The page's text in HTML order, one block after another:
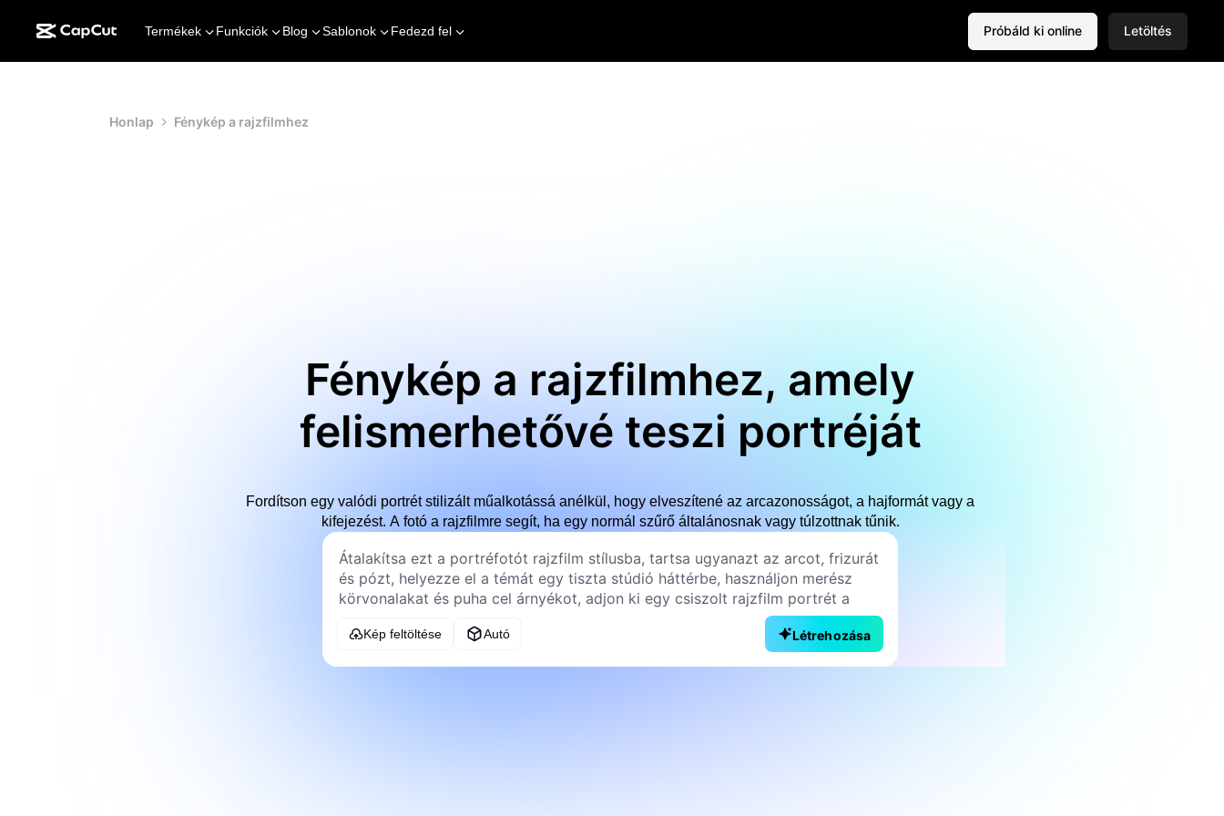
Termékek Funkciók Blog Sablonok Fedezd fel Próbáld ki online Letöltés
Honlap Fénykép a rajzfilmhez
Fénykép a rajzfilmhez, amely
felismerhetővé teszi portréját
Fordítson egy valódi portrét stilizált műalkotássá anélkül, hogy elveszítené az arcazonosságot, a hajformát vagy a
kifejezést. A fotó a rajzfilmre segít, ha egy normál szűrő általánosnak vagy túlzottnak tűnik.
Kép feltöltése Autó Létrehozása